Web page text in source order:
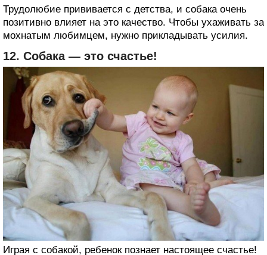
Трудолюбие прививается с детства, и собака очень
позитивно влияет на это качество. Чтобы ухаживать за
мохнатым любимцем, нужно прикладывать усилия.
12. Собака — это счастье!
Играя с собакой, ребенок познает настоящее счастье!